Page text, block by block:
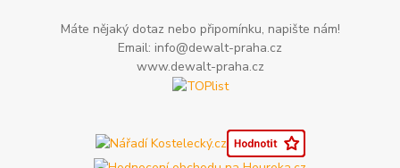
Máte nějaký dotaz nebo připomínku, napište nám!
Email: info@dewalt-praha.cz
www.dewalt-praha.cz